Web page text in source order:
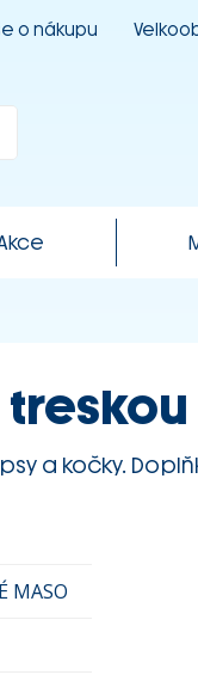
o nákupu
treskou
a kočky.
MASO